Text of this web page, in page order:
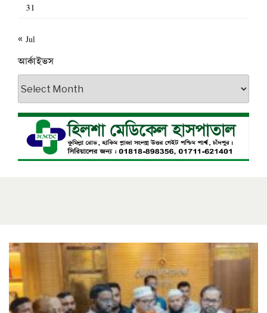
31
« Jul
আর্কাইভস
আর্কাইভস